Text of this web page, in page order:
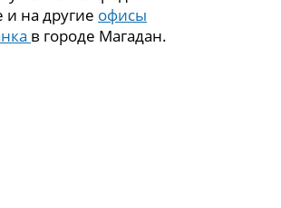
и на другие офисы
в городе Магадан.